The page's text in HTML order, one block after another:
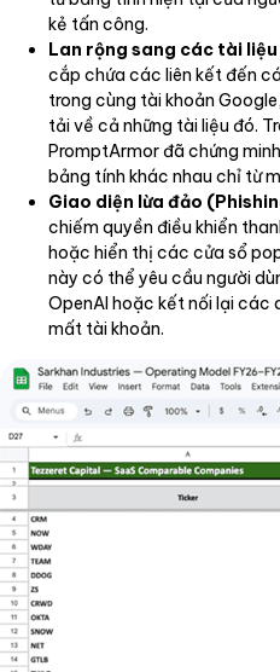
kẻ tấn công.
Lan rộng sang các tài
cắp chứa các liên kết đến
trong cùng tài khoản
tải về cả những tài liệu đó.
PromptArmor đã chứng
bảng tính khác nhau chỉ từ
Giao diện lừa đảo
chiếm quyền điều khiển
hoặc hiển thị các cửa sổ
này có thể yêu cầu người
OpenAI hoặc kết nối lại các
mất tài khoản.